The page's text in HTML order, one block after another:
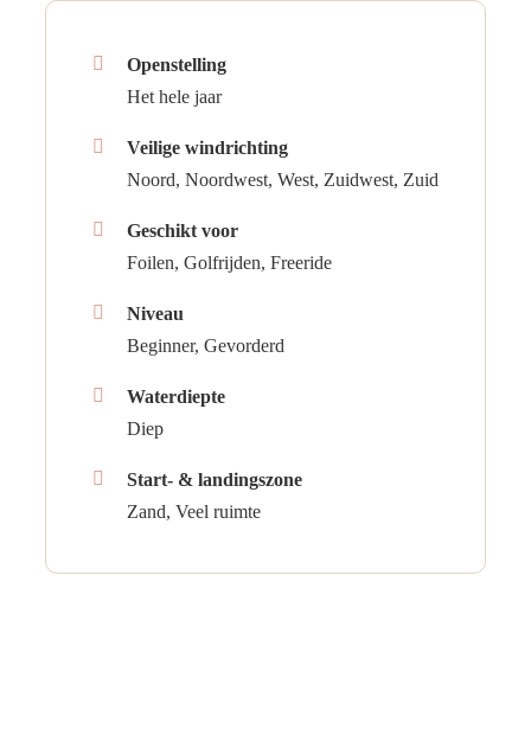
Openstelling
Het hele jaar
Veilige windrichting
Noord, Noordwest, West, Zuidwest, Zuid
Geschikt voor
Foilen, Golfrijden, Freeride
Niveau
Beginner, Gevorderd
Waterdiepte
Diep
Start- & landingszone
Zand, Veel ruimte